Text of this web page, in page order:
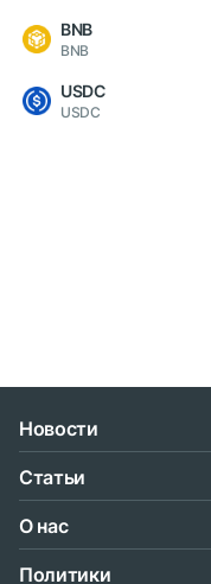
BNB
BNB
USDC
USDC
Новости
Статьи
О нас
Политики